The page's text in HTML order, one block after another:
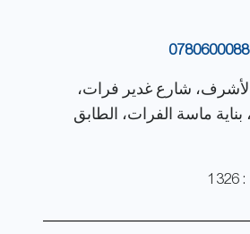
شارع غدير فرات،
بناية ماسة الفرات، الطابق